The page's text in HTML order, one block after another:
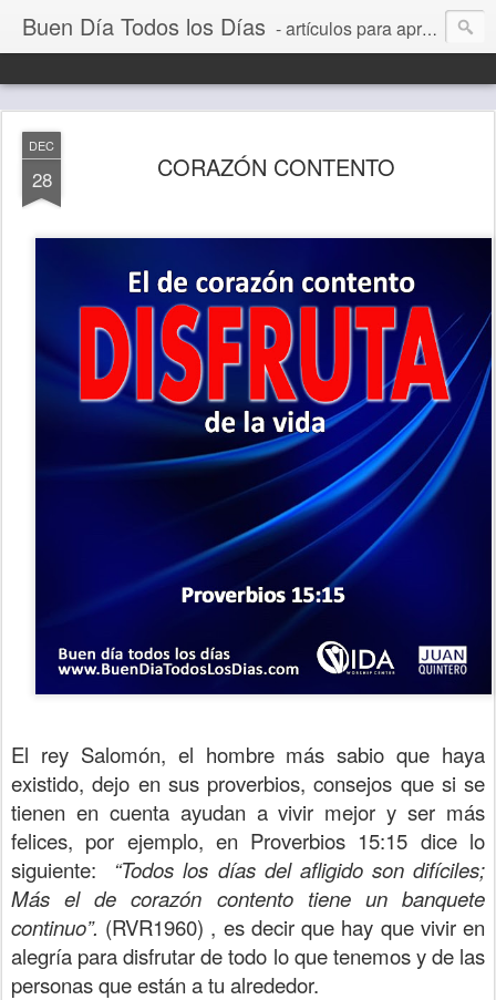
Buen Día Todos los Días - artículos para aprender a vivir mejor, un día a la vez. Por Juan C Quintero
DEC
28 CORAZÓN CONTENTO
El rey Salomón, el hombre más sabio que haya
existido, dejo en sus proverbios, consejos que si se
tienen en cuenta ayudan a vivir mejor y ser más
felices, por ejemplo, en Proverbios 15:15 dice lo
siguiente:
“Todos los días del afligido son difíciles;
Más el de corazón contento tiene un banquete
continuo”. (RVR1960) , es decir que hay que vivir en
alegría para disfrutar de todo lo que tenemos y de las
personas que están a tu alrededor.